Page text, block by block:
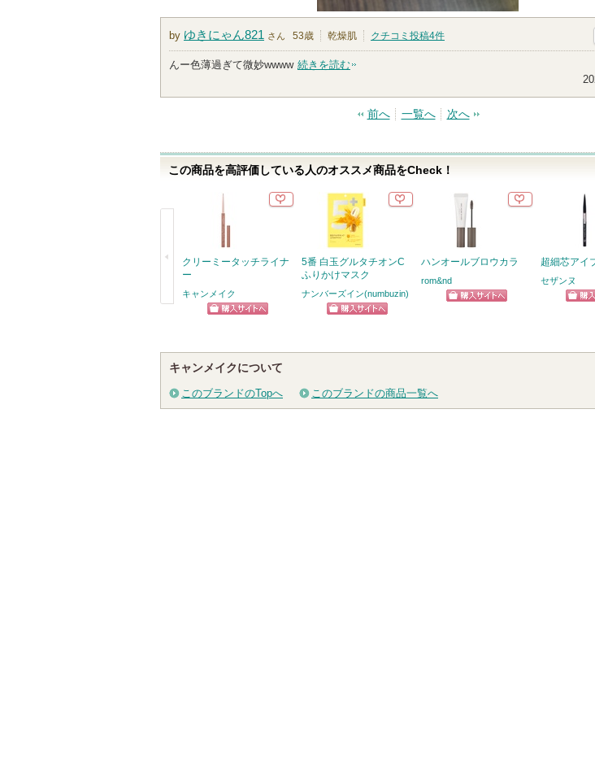
by ゆきにゃん821 さん 53歳 乾燥肌 クチコミ投稿4件
んー色薄過ぎて微妙wwww 続きを読む
前へ 一覧へ 次へ
この商品を高評価している人のオススメ商品をCheck！
クリーミータッチライナ
ー
キャンメイク
5番 白玉グルタチオンC
ふりかけマスク
ナンバーズイン(numbuzin)
ハンオールブロウカラ
rom&nd
超細芯アイ
セザンヌ
キャンメイクについて
このブランドのTopへ このブランドの商品一覧へ